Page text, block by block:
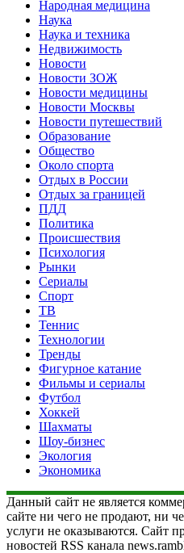
Народная медицина
Наука
Наука и техника
Недвижимость
Новости
Новости ЗОЖ
Новости медицины
Новости Москвы
Новости путешествий
Образование
Общество
Около спорта
Отдых в России
Отдых за границей
ПДД
Политика
Происшествия
Психология
Рынки
Сериалы
Спорт
ТВ
Теннис
Технологии
Тренды
Фигурное катание
Фильмы и сериалы
Футбол
Хоккей
Шахматы
Шоу-бизнес
Экология
Экономика
Данный сайт не является
сайте ни чего не продают, ни
услуги не оказываются. Сайт
новостей RSS канала